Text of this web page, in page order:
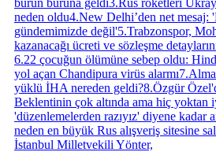
neden oldu4.New Delhi’den net mesaj:
gündemimizde değil'5.Trabzonspor,
kazanacağı ücreti ve sözleşme
6.22 çocuğun ölümüne sebep oldu:
yol açan Chandipura virüs alarmı7.
yüklü İHA nereden geldi?8.Özgür
Beklentinin çok altında ama hiç yoktan
'düzenlemelerden razıyız' diyene kadar
neden en büyük Rus alışveriş sitesine
İstanbul Milletvekili Yönter,